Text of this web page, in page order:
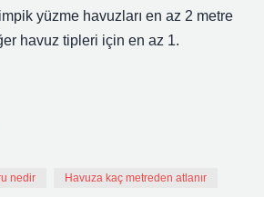
yüzme havuzları en az 2 metre
havuz tipleri için en az 1.
nedir Havuza kaç metreden atlanır